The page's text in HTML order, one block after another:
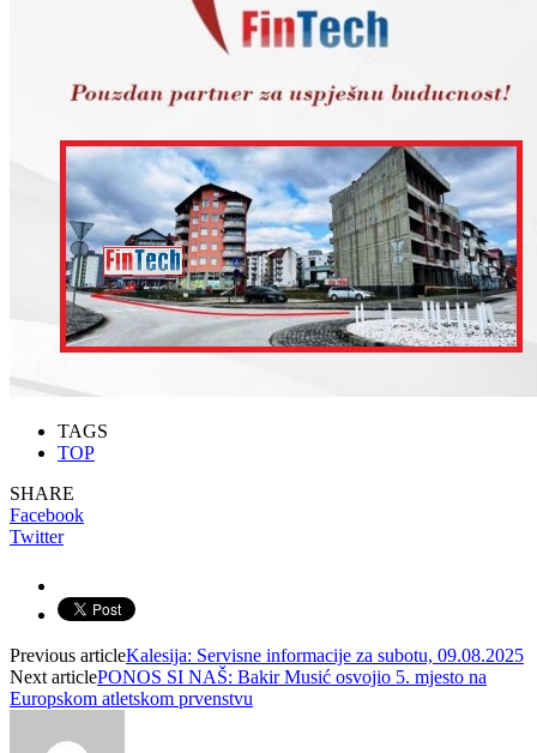
TAGS
TOP
SHARE
Facebook
Twitter
Previous articleKalesija: Servisne informacije za subotu, 09.08.2025
Next articlePONOS SI NAŠ: Bakir Musić osvojio 5. mjesto na
Europskom atletskom prvenstvu